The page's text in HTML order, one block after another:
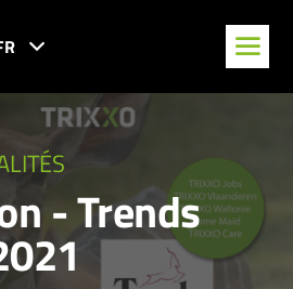
- Trends